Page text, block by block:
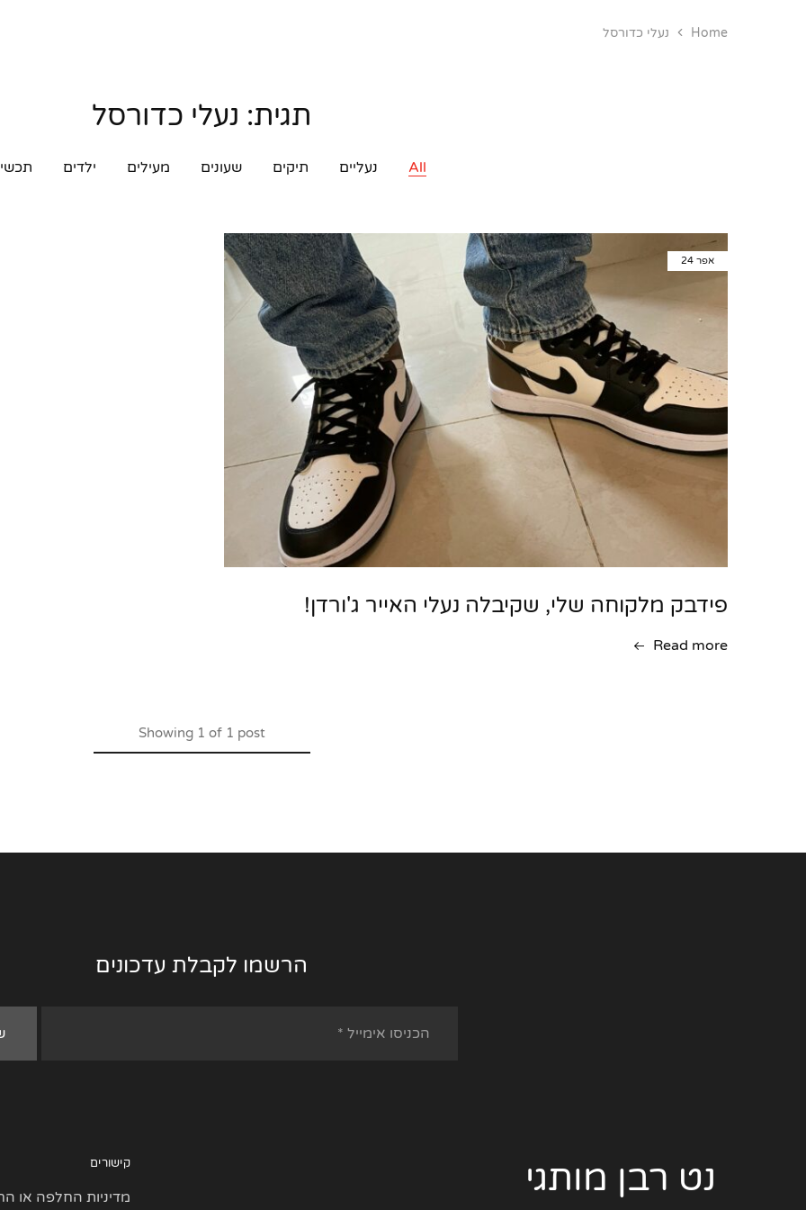
Home נעלי כדורסל
תגית: נעלי כדורסל
All נעליים תיקים שעונים מעילים ילדים
אפר 24
פידבק מלקוחה שלי, שקיבלה נעלי האייר ג'ורדן!
Read more
Showing1 of 1 post
הרשמו לקבלת עדכונים
נט רבן מותגי
קישורים
מדיניות החלפה או